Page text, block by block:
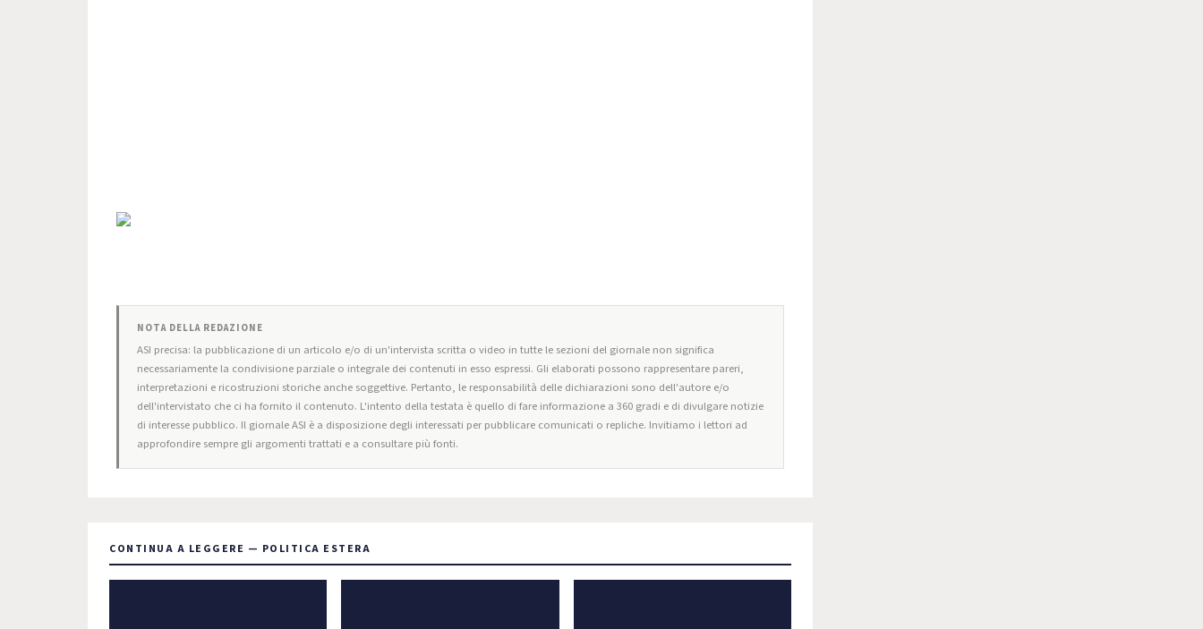
NOTA DELLA REDAZIONE
ASI precisa: la pubblicazione di un articolo e/o di un'intervista scritta o video in tutte le sezioni del giornale non significa
necessariamente la condivisione parziale o integrale dei contenuti in esso espressi. Gli elaborati possono rappresentare pareri,
interpretazioni e ricostruzioni storiche anche soggettive. Pertanto, le responsabilità delle dichiarazioni sono dell'autore e/o
dell'intervistato che ci ha fornito il contenuto. L'intento della testata è quello di fare informazione a 360 gradi e di divulgare notizie
di interesse pubblico. Il giornale ASI è a disposizione degli interessati per pubblicare comunicati o repliche. Invitiamo i lettori ad
approfondire sempre gli argomenti trattati e a consultare più fonti.
CONTINUA A LEGGERE — POLITICA ESTERA